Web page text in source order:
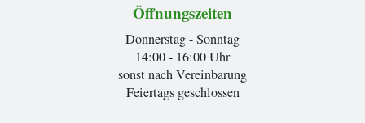
Öffnungszeiten
Donnerstag - Sonntag
14:00 - 16:00 Uhr
sonst nach Vereinbarung
Feiertags geschlossen